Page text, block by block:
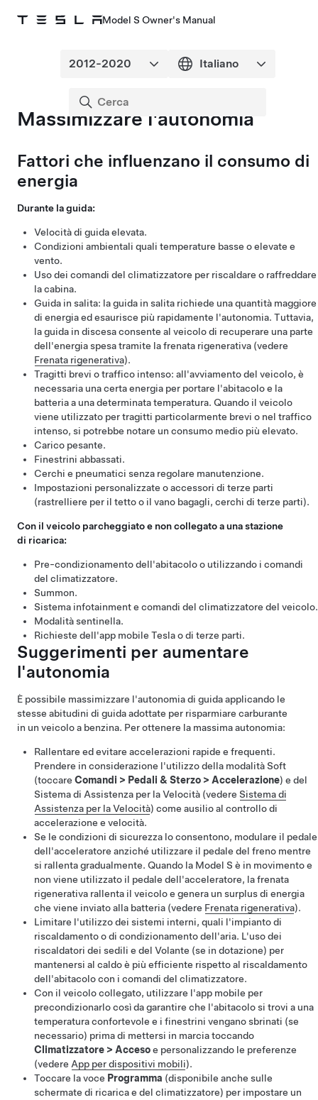
Model S Owner's Manual
Massimizzare l'autonomia
Fattori che influenzano il consumo di
energia
Durante la guida:
Velocità di guida elevata.
Condizioni ambientali quali temperature basse o elevate e
vento.
Uso dei comandi del climatizzatore per riscaldare o raffreddare
la cabina.
Guida in salita: la guida in salita richiede una quantità maggiore
di energia ed esaurisce più rapidamente l'autonomia. Tuttavia,
la guida in discesa consente al veicolo di recuperare una parte
dell'energia spesa tramite la frenata rigenerativa (vedere
Frenata rigenerativa).
Tragitti brevi o traffico intenso: all'avviamento del veicolo, è
necessaria una certa energia per portare l'abitacolo e la
batteria a una determinata temperatura. Quando il veicolo
viene utilizzato per tragitti particolarmente brevi o nel traffico
intenso, si potrebbe notare un consumo medio più elevato.
Carico pesante.
Finestrini abbassati.
Cerchi e pneumatici senza regolare manutenzione.
Impostazioni personalizzate o accessori di terze parti
(rastrelliere per il tetto o il vano bagagli, cerchi di terze parti).
Con il veicolo parcheggiato e non collegato a una stazione
di ricarica:
Pre-condizionamento dell'abitacolo o utilizzando i comandi
del climatizzatore.
Summon.
Sistema infotainment e comandi del climatizzatore del veicolo.
Modalità sentinella.
Richieste dell'app mobile Tesla o di terze parti.
Suggerimenti per aumentare
l'autonomia
È possibile massimizzare l'autonomia di guida applicando le
stesse abitudini di guida adottate per risparmiare carburante
in un veicolo a benzina. Per ottenere la massima autonomia:
Rallentare ed evitare accelerazioni rapide e frequenti.
Prendere in considerazione l'utilizzo della modalità Soft
(toccare Comandi > Pedali & Sterzo > Accelerazione) e del
Sistema di Assistenza per la Velocità (vedere Sistema di
Assistenza per la Velocità) come ausilio al controllo di
accelerazione e velocità.
Se le condizioni di sicurezza lo consentono, modulare il pedale
dell'acceleratore anziché utilizzare il pedale del freno mentre
si rallenta gradualmente. Quando la Model S è in movimento e
non viene utilizzato il pedale dell'acceleratore, la frenata
rigenerativa rallenta il veicolo e genera un surplus di energia
che viene inviato alla batteria (vedere Frenata rigenerativa).
Limitare l'utilizzo dei sistemi interni, quali l'impianto di
riscaldamento o di condizionamento dell'aria. L'uso dei
riscaldatori dei sedili e del Volante (se in dotazione) per
mantenersi al caldo è più efficiente rispetto al riscaldamento
dell'abitacolo con i comandi del climatizzatore.
Con il veicolo collegato, utilizzare l'app mobile per
precondizionarlo così da garantire che l'abitacolo si trovi a una
temperatura confortevole e i finestrini vengano sbrinati (se
necessario) prima di mettersi in marcia toccando
Climatizzatore > Accesoe personalizzando le preferenze
(vedere App per dispositivi mobili).
Toccare la voce Programma (disponibile anche sulle
schermate di ricarica e del climatizzatore) per impostare un